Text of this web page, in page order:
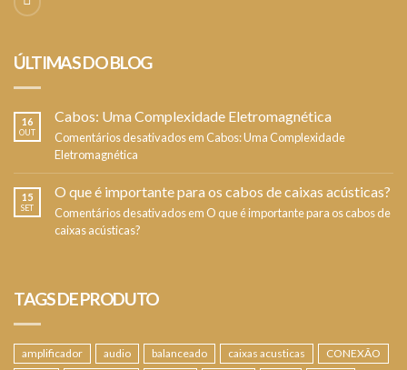
ÚLTIMAS DO BLOG
16
OUT
Cabos: Uma Complexidade Eletromagnética
Comentários desativadosem Cabos: Uma Complexidade
Eletromagnética
15
SET
O que é importante para os cabos de caixas acústicas?
Comentários desativadosem O que é importante para os cabos de
caixas acústicas?
TAGS DE PRODUTO
amplificador audio balanceado caixas acusticas
CONEXÃO